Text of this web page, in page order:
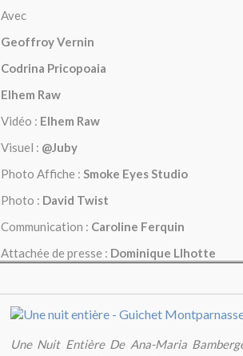
Avec
Geoffroy Vernin
Codrina Pricopoaia
Elhem Raw
Vidéo : Elhem Raw
Visuel : @Juby
Photo Affiche : Smoke Eyes Studio
Photo : David Twist
Communication : Caroline Ferquin
Attachée de presse : Dominique Llhotte
Une Nuit Entière De Ana-Maria